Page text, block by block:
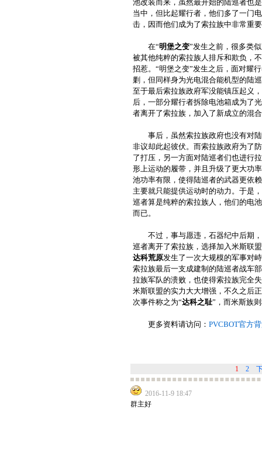
池改装而来，虽然最开始的陆巡者也
当中，但比起耀行者，他们多了一门
击，因而他们成为了索拉族中非常重
在“明堡之变”发生之前，很多类
被其他纯粹的索拉族人排斥和欺负，
招惹。“明堡之变”发生之后，面对耀
剿，但同样身为光电混合能机型的陆
至于最后索拉族政府军没能镇压起义
后，一部分耀行者拆除电池箱成为了
者离开了索拉族，加入了新成立的混
事后，虽然索拉族政府也没有对陆
非议却此起彼伏。而索拉族政府为了
了打压，另一方面对陆巡者们也进行
形上运动的履带，并且升级了更大功
池功率有限，使得陆巡者的武器更依
主要就只能提供运动时的动力。于是
巡者算是纯粹的索拉族人，他们的电
而已。
不过，事与愿违，石器纪中后期，
巡者离开了索拉族，选择加入米斯联
达科荒原发生了一次大规模的军事对
索拉族最后一支成建制的陆巡者战车
拉族军队的溃败，也使得索拉族完全
米斯联盟的实力大大增强，不久之后
次事件称之为“达科之耻”，而米斯族
更多资料请访问： PVCBOT官方
1 2
2016-11-9 18:47
群主好